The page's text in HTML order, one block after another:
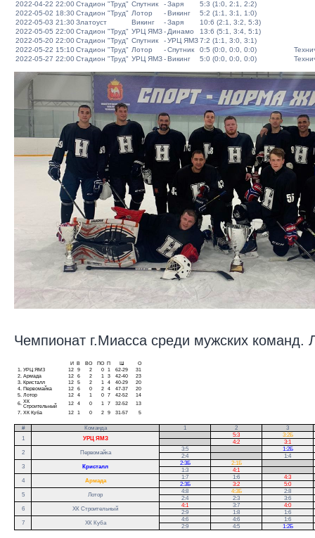
2022-04-22 22:00Стадион "Труд" Спутник -Заря
5:3 (1:0, 2:1, 2:2)
2022-05-02 18:30Стадион "Труд" Лотор -Викинг
5:2 (1:1, 3:1, 1:0)
2022-05-03 21:30Златоуст Викинг -Заря
10:6 (2:1, 3:2, 5:3)
2022-05-05 22:00Стадион "Труд" УРЦ ЯМЗ- Динамо
13:6 (5:1, 3:4, 5:1)
2022-05-20 22:00Стадион "Труд" Спутник -УРЦ ЯМЗ7:2 (1:1, 3:0, 3:1)
2022-05-22 15:10Стадион "Труд" Лотор -Спутник 0:5 (0:0, 0:0, 0:0)
2022-05-27 22:00Стадион "Труд" УРЦ ЯМЗ-Викинг 5:0 (0:0, 0:0, 0:0)
Чемпионат г.Миасса среди мужских команд.
И В ВО ПО П Ш
О
1.
УРЦ ЯМЗ 12 9 2 0 1 62-29
31
2. Армада 12 6 2 1 3 42-40
23
3. Кристалл 12 5 2 1 4 40-29
20
4. Первомайка 12 6 0 2 4 47-37
20
5. Лотор 12 4 1 0 7 42-52
14
6. ХК
Строительный
12 4 0 1 7 32-52
13
7. ХК Куба 12 1 0 2 9 31-57 5
# Команда 1 2
3
1
УРЦ ЯМЗ
5:3
3:2Б
4:2
3:1
2
Первомайка
3:5
1:2Б
2:4
1:4
3
Кристалл
2:3Б 2:1Б
1:3
4:1
4
Армада
1:7 1:6 4:3
2:3Б
3:2 5:0
5
Лотор
4:8 4:3Б
2:8
2:4
2:3
3:6
6
ХК Строительный
4:1 3:7
4:0
2:9
1:8
1:6
7
ХК Куба
4:6 4:6
1:6
2:9
4:5 1:2Б